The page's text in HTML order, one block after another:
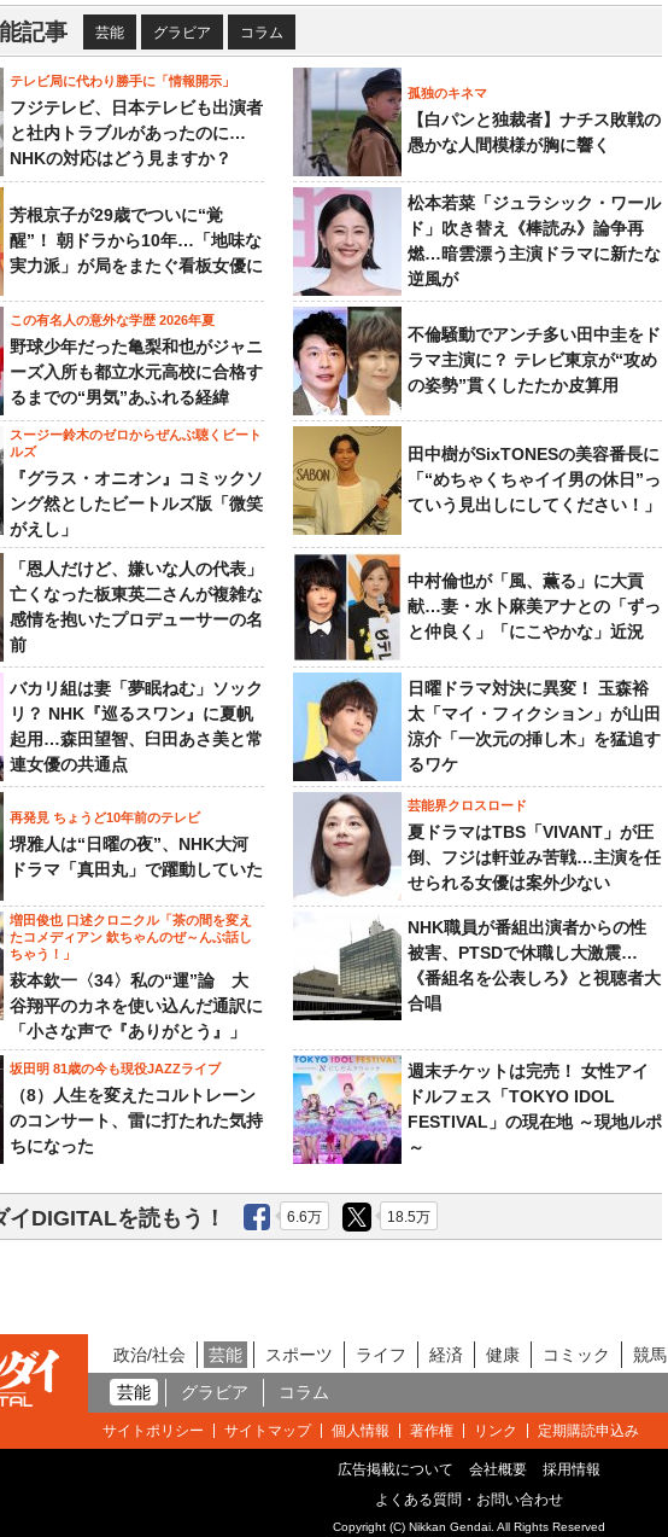
記事 芸能 グラビア コラム
テレビ局に代わり勝手に「情報開示」
フジテレビ、日本テレビも出演者
と社内トラブルがあったのに…
NHKの対応はどう見ますか？
孤独のキネマ
【白パンと独裁者】ナチス敗戦の
愚かな人間模様が胸に響く
芳根京子が29歳でついに“覚
醒”！ 朝ドラから10年…「地味な
実力派」が局をまたぐ看板女優に
松本若菜「ジュラシック・ワール
ド」吹き替え《棒読み》論争再
燃…暗雲漂う主演ドラマに新たな
逆風が
この有名人の意外な学歴 2026年夏
野球少年だった亀梨和也がジャニ
ーズ入所も都立水元高校に合格す
るまでの“男気”あふれる経緯
不倫騒動でアンチ多い田中圭をド
ラマ主演に？ テレビ東京が“攻め
の姿勢”貫くしたたか皮算用
スージー鈴木のゼロからぜんぶ聴くビート
ルズ
『グラス・オニオン』コミックソ
ング然としたビートルズ版「微笑
がえし」
田中樹がSixTONESの美容番長に
「“めちゃくちゃイイ男の休日”っ
ていう見出しにしてください！」
「恩人だけど、嫌いな人の代表」
亡くなった板東英二さんが複雑な
感情を抱いたプロデューサーの名
前
中村倫也が「風、薫る」に大貢
献…妻・水卜麻美アナとの「ずっ
と仲良く」「にこやかな」近況
バカリ組は妻「夢眠ねむ」ソック
リ？ NHK『巡るスワン』に夏帆
起用…森田望智、臼田あさ美と常
連女優の共通点
日曜ドラマ対決に異変！ 玉森裕
太「マイ・フィクション」が山田
涼介「一次元の挿し木」を猛追す
るワケ
再発見 ちょうど10年前のテレビ
堺雅人は“日曜の夜”、NHK大河
ドラマ「真田丸」で躍動していた
芸能界クロスロード
夏ドラマはTBS「VIVANT」が圧
倒、フジは軒並み苦戦…主演を任
せられる女優は案外少ない
増田俊也 口述クロニクル「茶の間を変え
たコメディアン 欽ちゃんのぜ～んぶ話し
ちゃう！」
萩本欽一〈34〉私の“運”論 大
谷翔平のカネを使い込んだ通訳に
「小さな声で『ありがとう』」
NHK職員が番組出演者からの性
被害、PTSDで休職し大激震…
《番組名を公表しろ》と視聴者大
合唱
坂田明 81歳の今も現役JAZZライブ
（8）人生を変えたコルトレーン
のコンサート、雷に打たれた気持
ちになった
週末チケットは完売！ 女性アイ
ドルフェス「TOKYO IDOL
FESTIVAL」の現在地 ～現地ルポ
～
イDIGITALを読もう！ 6.6万 18.5万
政治/社会 芸能 スポーツ ライフ 経済 健康 コミック 競馬
芸能
グラビア コラム
サイトポリシー サイトマップ 個人情報 著作権 リンク 定期購読申込み
広告掲載について 会社概要
採用情報
よくある質問・お問い合わせ
Copyright (C) Nikkan Gendai. All Rights Reserved